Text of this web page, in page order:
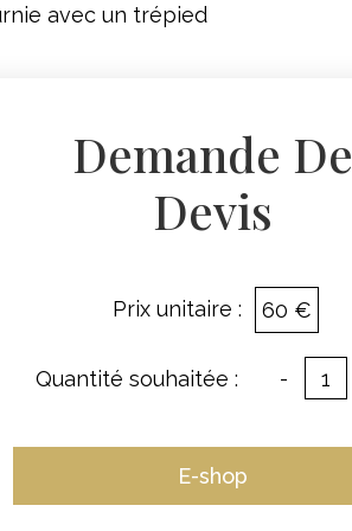
avec un trépied
Demande De
Devis
Prix unitaire : 60 €
Quantité souhaitée : -
E-shop